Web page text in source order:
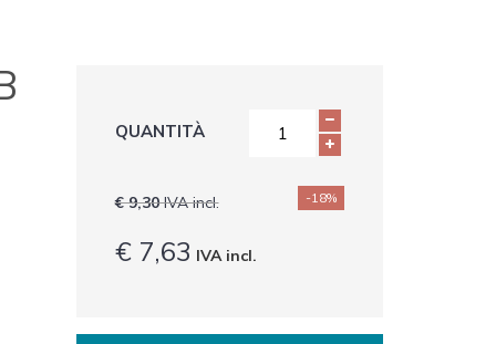
QUANTITÀ
€ 9,30IVA incl. -18%
€ 7,63 IVA incl.